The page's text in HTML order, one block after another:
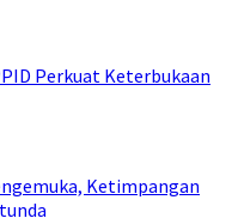
Perkuat Keterbukaan
Ketimpangan